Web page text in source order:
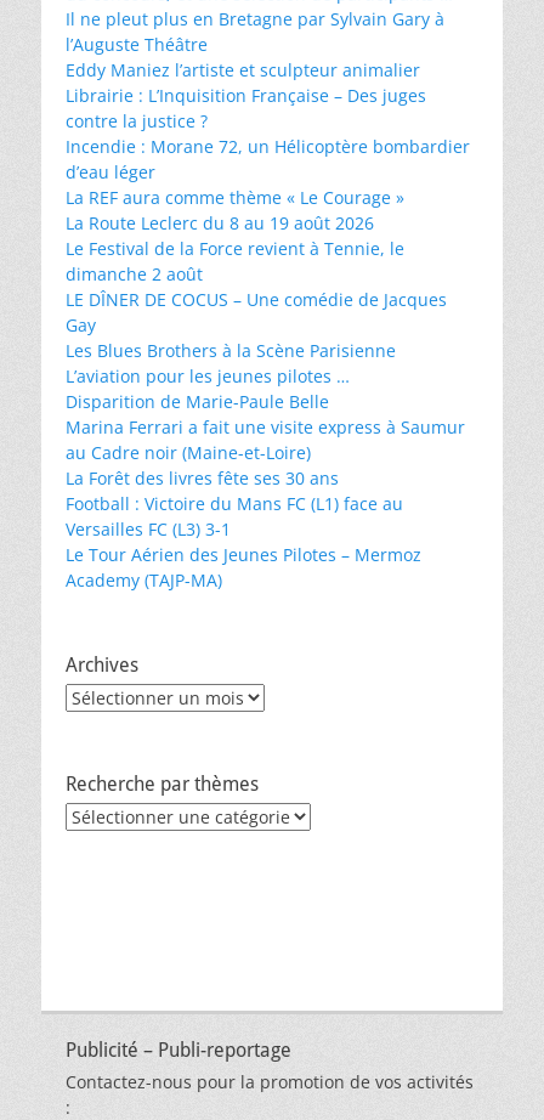
Il ne pleut plus en Bretagne par Sylvain Gary à
l’Auguste Théâtre
Eddy Maniez l’artiste et sculpteur animalier
Librairie : L’Inquisition Française – Des juges
contre la justice ?
Incendie : Morane 72, un Hélicoptère bombardier
d’eau léger
La REF aura comme thème « Le Courage »
La Route Leclerc du 8 au 19 août 2026
Le Festival de la Force revient à Tennie, le
dimanche 2 août
LE DÎNER DE COCUS – Une comédie de Jacques
Gay
Les Blues Brothers à la Scène Parisienne
L’aviation pour les jeunes pilotes …
Disparition de Marie-Paule Belle
Marina Ferrari a fait une visite express à Saumur
au Cadre noir (Maine-et-Loire)
La Forêt des livres fête ses 30 ans
Football : Victoire du Mans FC (L1) face au
Versailles FC (L3) 3-1
Le Tour Aérien des Jeunes Pilotes – Mermoz
Academy (TAJP-MA)
Archives
Archives
Recherche par thèmes
Recherche
Publicité – Publi-reportage
Contactez-nous pour la promotion de vos activités
: